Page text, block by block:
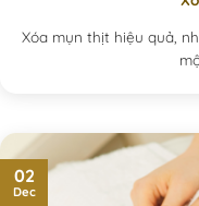
Xóa mụn thịt hiệu quả,
02
Dec